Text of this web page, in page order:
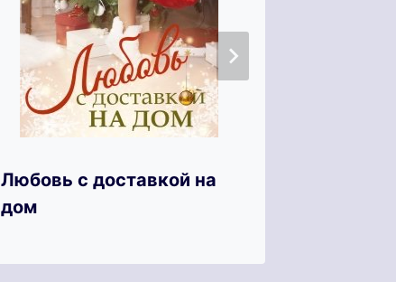
Любовь с доставкой на
дом